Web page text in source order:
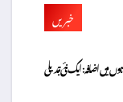
خبریں
میں اضافہ: ایک نئی تبدیلی